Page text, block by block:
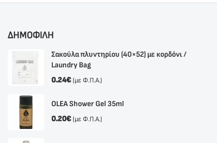
ΔΗΜΟΦΙΛΗ
Σακούλα πλυντηρίου (40×52) με κορδόνι /
Laundry Bag
0.24€ (με Φ.Π.Α.)
OLEA Shower Gel 35ml
0.20€ (με Φ.Π.Α.)